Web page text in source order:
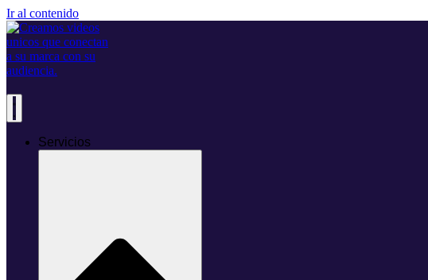
Ir al contenido
Servicios